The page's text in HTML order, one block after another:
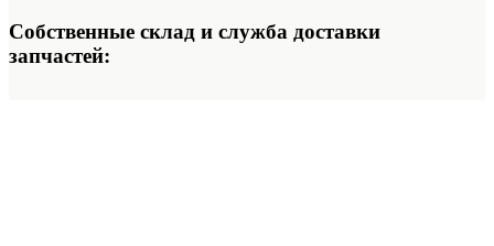
Собственные склад и служба доставки
запчастей: